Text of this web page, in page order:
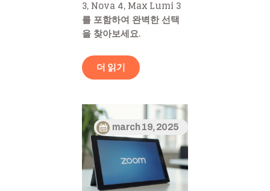
3, Nova 4, Max Lumi 3
를 포함하여 완벽한 선택
을 찾아보세요.
더 읽기
march 19, 2025